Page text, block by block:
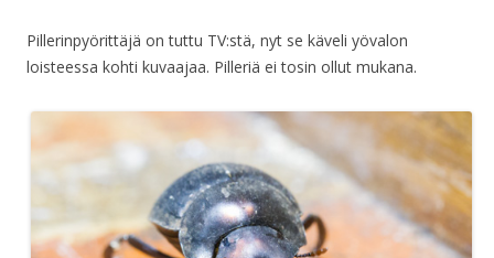
Pillerinpyörittäjä on tuttu TV:stä, nyt se käveli yövalon
loisteessa kohti kuvaajaa. Pilleriä ei tosin ollut mukana.